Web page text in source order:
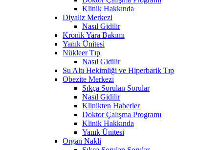
Klinik Hakkında
Diyaliz Merkezi
Nasıl Gidilir
Kronik Yara Bakımı
Yanık Ünitesi
Nükleer Tıp
Nasıl Gidilir
Su Altı Hekimliği ve Hiperbarik Tıp
Obezite Merkezi
Sıkça Sorulan Sorular
Nasıl Gidilir
Klinikten Haberler
Doktor Çalışma Programı
Klinik Hakkında
Yanık Ünitesi
Organ Nakli